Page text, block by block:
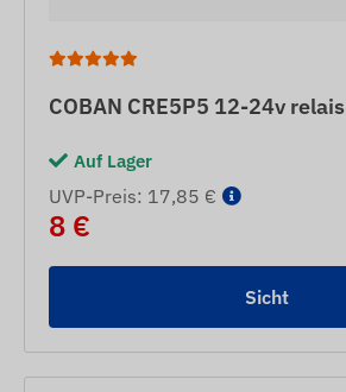
COBAN CRE5P5 12-24v relais
Auf Lager
UVP-Preis: 17,85 €
8 €
Sicht